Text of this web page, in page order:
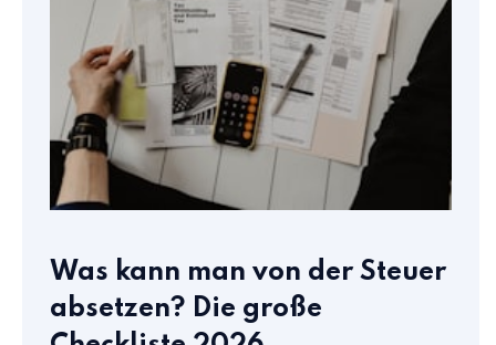
Was kann man von der Steuer
absetzen? Die große